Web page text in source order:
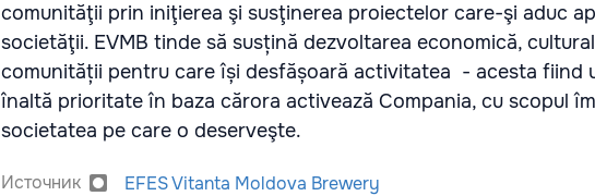
comunităţii prin iniţierea şi susţinerea proiectelor care-şi aduc
societăţii. EVMB tinde să susțină dezvoltarea economică,
comunității pentru care își desfășoară activitatea - acesta fiind
înaltă prioritate în baza cărora activează Compania, cu scopul
societatea pe care o deserveşte.
Источник EFES Vitanta Moldova Brewery